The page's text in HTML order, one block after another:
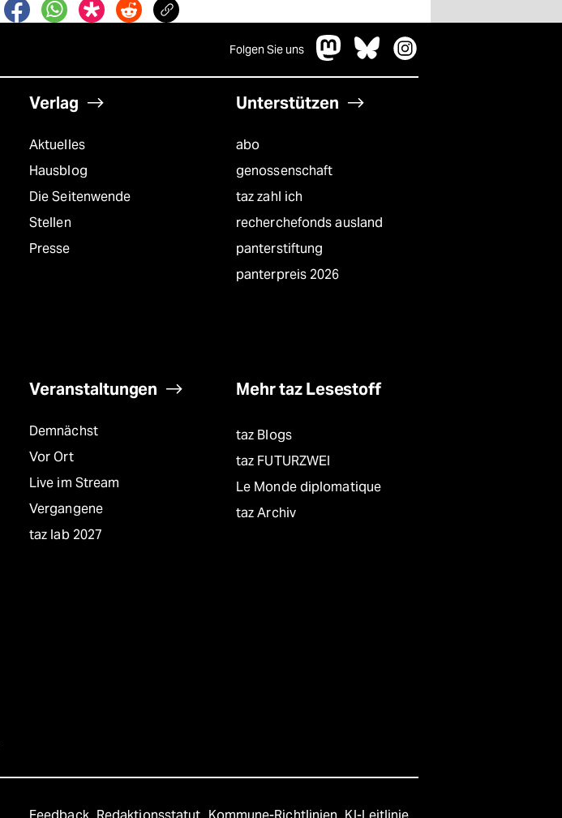
Folgen Sie uns
Verlag
Aktuelles
Hausblog
Die Seitenwende
Stellen
Presse
Unterstützen
abo
genossenschaft
taz zahl ich
recherchefonds ausland
panterstiftung
panterpreis 2026
Veranstaltungen
Demnächst
Vor Ort
Live im Stream
Vergangene
taz lab 2027
Mehr taz Lesestoff
taz Blogs
taz FUTURZWEI
Le Monde diplomatique
taz Archiv